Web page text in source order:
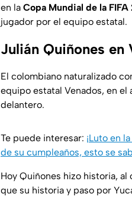
en la Copa Mundial de la
jugador por el equipo estatal.
Julián Quiñones en
El colombiano naturalizado
equipo estatal Venados, en
delantero.
Te puede interesar: ¡Luto en
de su cumpleaños, esto se
Hoy Quiñones hizo historia,
que su historia y paso por